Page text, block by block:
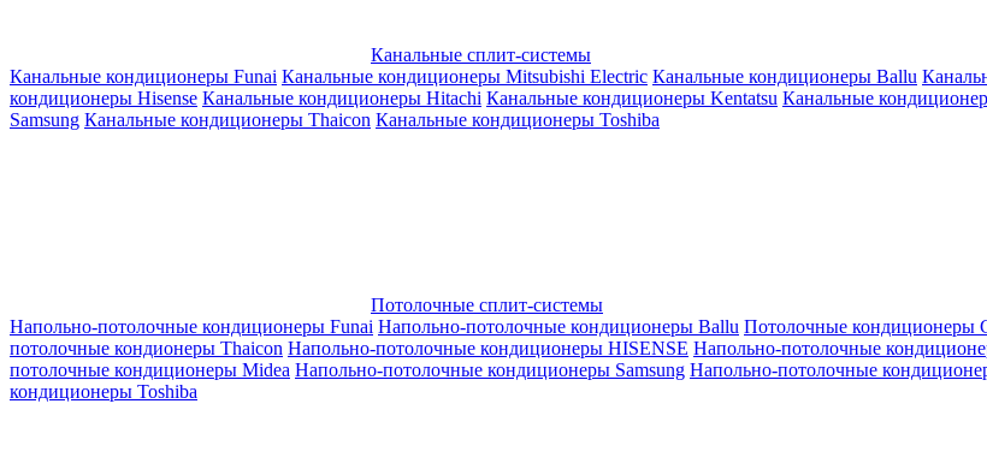
Канальные сплит-системы
Канальные кондиционеры Funai Канальные кондиционеры Mitsubishi Electric Канальные кондиционеры Ballu
кондиционеры Hisense Канальные кондиционеры Hitachi Канальные кондиционеры Kentatsu Канальные
Samsung Канальные кондиционеры Thaicon Канальные кондиционеры Toshiba
Потолочные сплит-системы
Напольно-потолочные кондиционеры Funai Напольно-потолочные кондиционеры Ballu Потолочные кондиционеры
потолочные кондионеры Thaicon Напольно-потолочные кондиционеры HISENSE Напольно-потолочные
потолочные кондиционеры Midea Напольно-потолочные кондиционеры Samsung Напольно-потолочные
кондиционеры Toshiba